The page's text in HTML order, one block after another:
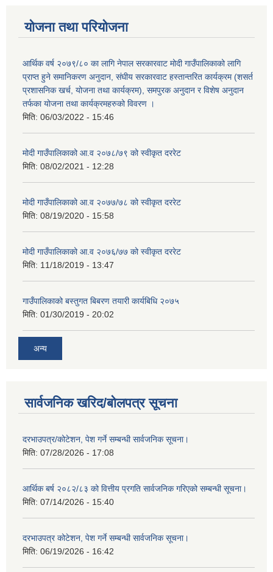
योजना तथा परियोजना
आर्थिक वर्ष २०७९/८० का लागि नेपाल सरकारवाट मोदी गाउँपालिकाको लागि
प्राप्त हुने समानिकरण अनुदान, संघीय सरकारवाट हस्तान्तरित कार्यक्रम (शसर्त
प्रशासनिक खर्च, योजना तथा कार्यक्रम), समपुरक अनुदान र विशेष अनुदान
तर्फका योजना तथा कार्यक्रमहरुको विवरण ।
मिति: 06/03/2022 - 15:46
मोदी गाउँपालिकाको आ.व २०७८/७९ को स्वीकृत दररेट
मिति: 08/02/2021 - 12:28
मोदी गाउँपालिकाको आ.व २०७७/७८ को स्वीकृत दररेट
मिति: 08/19/2020 - 15:58
मोदी गाउँपालिकाको आ.व २०७६/७७ को स्वीकृत दररेट
मिति: 11/18/2019 - 13:47
गाउँपालिकाको बस्तुगत बिबरण तयारी कार्यबिधि २०७५
मिति: 01/30/2019 - 20:02
अन्य
सार्वजनिक खरिद/बोलपत्र सूचना
दरभाउपत्र/कोटेशन, पेश गर्ने सम्बन्धी सार्वजनिक सूचना।
मिति: 07/28/2026 - 17:08
आर्थिक बर्ष २०८२/८३ को वित्तीय प्रगति सार्वजनिक गरिएको सम्बन्धी सूचना।
मिति: 07/14/2026 - 15:40
दरभाउपत्र कोटेशन, पेश गर्ने सम्बन्धी सार्वजनिक सूचना।
मिति: 06/19/2026 - 16:42